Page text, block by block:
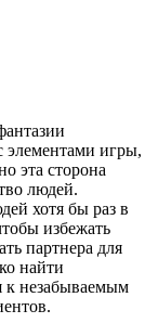
элементами игры,
эта сторона
людей.
хотя бы раз в
избежать
партнера для
найти
к незабываемым